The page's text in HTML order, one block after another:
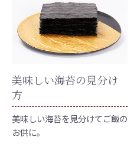
美味しい海苔の見分け
方
美味しい海苔を見分けてご飯の
お供に。